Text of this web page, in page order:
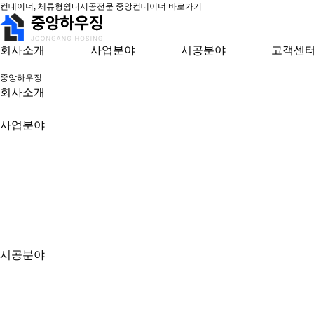
컨테이너, 체류형쉼터시공전문 중앙컨테이너 바로가기
회사소개 사업분야 시공분야 고객센
중앙하우징
회사소개
사업분야
시공분야